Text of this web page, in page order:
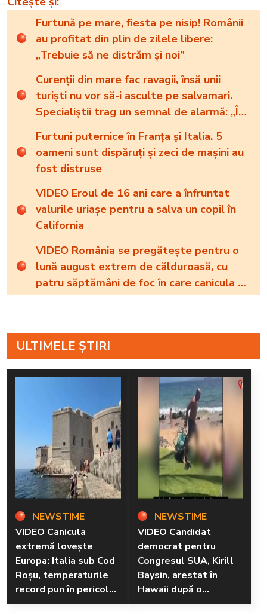
Furtună pe mare, fiesta pe nisip! Românii
au profitat din plin de zilele libere:
„Trebuie să ne distrăm și noi”
Curenții din mare fac ravagii, însă unii
turiști nu vor să-i asculte pe salvamari.
Specialiștii trag un semnal de alarmă: „În
treizeci de ani n-am văzut așa ceva!”
Furtuni puternice în Franța și Italia. 5
oameni sunt dispăruți și zeci de mașini au
fost distruse
VIDEO Eroul de 16 ani care a înfruntat
valurile uriașe pentru a salva un copil în
California
VIDEO România se pregătește pentru o
lună august extrem de călduroasă, cu
patru săptămâni de foc în care canicula va
domina aproape întreaga țară
ULTIMELE ȘTIRI
NEWSTIME
VIDEO Canicula
extremă lovește
Europa: Italia sub Cod
Roșu, temperaturile
record pun în pericol
sănătatea și mediul
NEWSTIME
VIDEO Candidat
democrat pentru
Congresul SUA, Kirill
Baysin, arestat în
Hawaii după o
altercație violentă pe